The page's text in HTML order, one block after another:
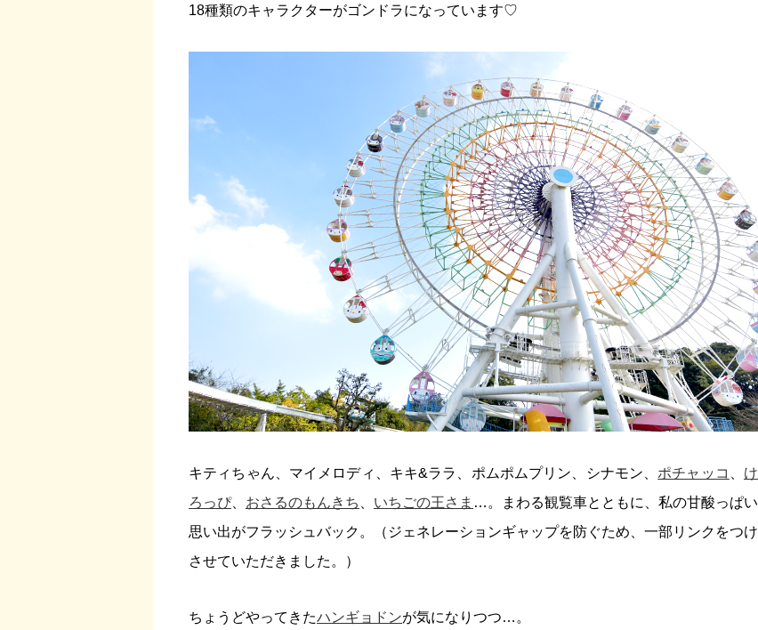
18種類のキャラクターがゴンドラになっています♡
キティちゃん、マイメロディ、キキ&ララ、ポムポムプリン、シナモン、 ポチャッコ
け
ろっぴ、 おさるのもんきち いちごの王さま …。まわる観覧車とともに、私の甘酸っぱい
思い出がフラッシュバック。（ジェネレーションギャップを防ぐため、一部リンクをつけ
させていただきました。）
ちょうどやってきたハンギョドンが気になりつつ…。